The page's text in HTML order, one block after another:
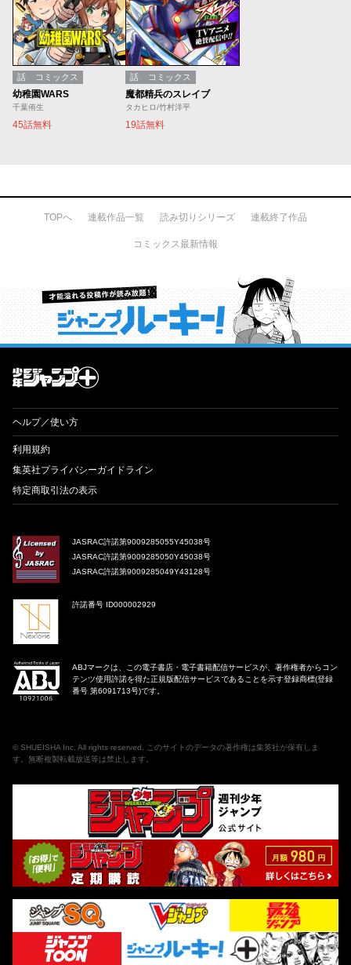
話 コミックス
幼稚園WARS
千葉侑生
45話無料
話 コミックス
魔都精兵のスレイブ
タカヒロ/竹村洋平
19話無料
TOPへ 連載作品一覧 読み切りシリーズ 連載終了作品
コミックス最新情報
才能溢れる投稿作が読み放題！ ジャンプルーキー！
ヘルプ／使い方
利用規約
集英社プライバシーガイドライン
特定商取引法の表示
JASRAC許諾第9009285055Y45038号
JASRAC許諾第9009285050Y45038号
JASRAC許諾第9009285049Y43128号
許諾番号 ID000002929
ABJマークは、この電子書店・電子書籍配信サービスが、著作権者からコン
テンツ使用許諾を得た正規版配信サービスであることを示す登録商標(登録
番号 第6091713号)です。
© SHUEISHA Inc . All rights reserved. このサイトのデータの著作権は集英社が保有しま
す。無断複製転載放送等は禁止します。